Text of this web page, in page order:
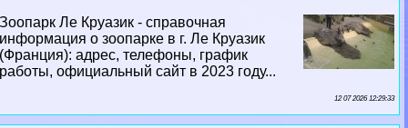
Зоопарк Ле Круазик - справочная
информация о зоопарке в г. Ле Круазик
(Франция): адрес, телефоны, график
работы, официальный сайт в 2023 году...
12 07 2026 12:29:33